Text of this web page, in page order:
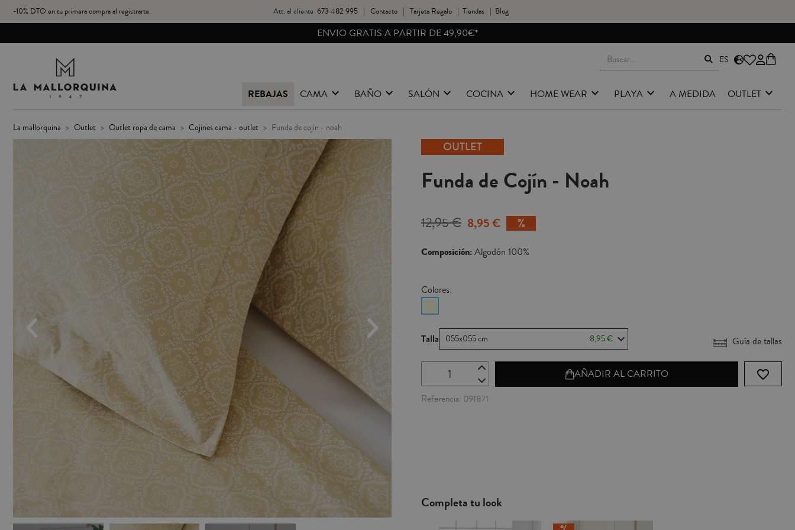
-10% DTO en tu primera compra al registrarte. Att. al cliente 673 482 995| Contacto| Tarjeta Regalo| Tiendas | Blog
REBAJAS HASTA -40%
ES
REBAJAS CAMA BAÑO SALÓN COCINA HOME WEAR PLAYA A MEDIDA OUTLET
la mallorquina outlet outlet ropa de cama cojines cama - outlet funda de cojín - noah
OUTLET
Funda de Cojín - Noah
12,95 € 8,95 €
Composición: Algodón 100%
Colores:
Talla 055x055 cm 8,95 € Guía de tallas
AÑADIR AL CARRITO favorite_border
Referencia 091871
Completa tu look